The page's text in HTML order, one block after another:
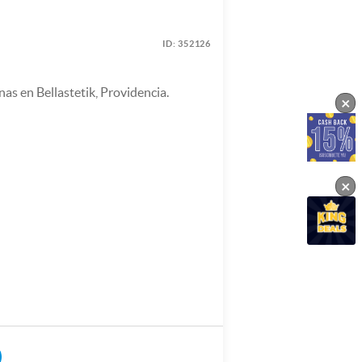
ID:352126
en Bellastetik, Providencia.
×
×